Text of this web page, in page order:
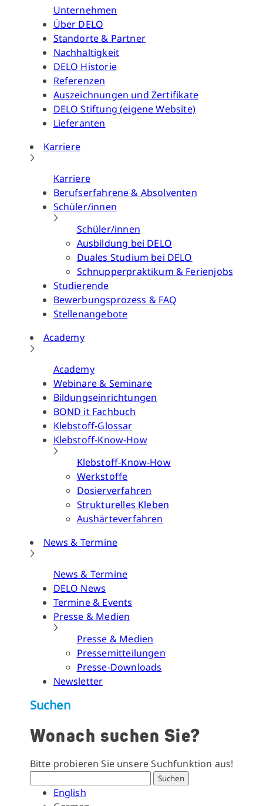
Unternehmen
Über DELO
Standorte & Partner
Nachhaltigkeit
DELO Historie
Referenzen
Auszeichnungen und Zertifikate
DELO Stiftung (eigene Website)
Lieferanten
Karriere
Karriere
Berufserfahrene & Absolventen
Schüler/innen
Schüler/innen
Ausbildung bei DELO
Duales Studium bei DELO
Schnupperpraktikum & Ferienjobs
Studierende
Bewerbungsprozess & FAQ
Stellenangebote
Academy
Academy
Webinare & Seminare
Bildungseinrichtungen
BOND it Fachbuch
Klebstoff-Glossar
Klebstoff-Know-How
Klebstoff-Know-How
Werkstoffe
Dosierverfahren
Strukturelles Kleben
Aushärteverfahren
News & Termine
News & Termine
DELO News
Termine & Events
Presse & Medien
Presse & Medien
Pressemitteilungen
Presse-Downloads
Newsletter
Suchen
Wonach suchen Sie?
Bitte probieren Sie unsere Suchfunktion aus!
Suchen
English